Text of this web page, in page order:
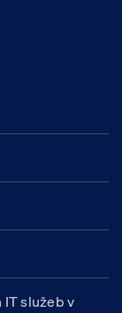
služeb v